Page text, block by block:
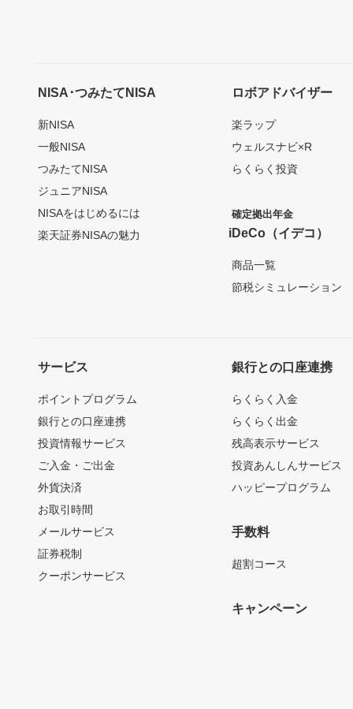
NISA･つみたてNISA
新NISA
一般NISA
つみたてNISA
ジュニアNISA
NISAをはじめるには
楽天証券NISAの魅力
ロボアドバイザー
楽ラップ
ウェルスナビ×R
らくらく投資
確定拠出年金
iDeCo（イデコ）
商品一覧
節税シミュレーション
サービス
ポイントプログラム
銀行との口座連携
投資情報サービス
ご入金・ご出金
外貨決済
お取引時間
メールサービス
証券税制
クーポンサービス
銀行との口座連携
らくらく入金
らくらく出金
残高表示サービス
投資あんしんサービス
ハッピープログラム
手数料
超割コース
キャンペーン